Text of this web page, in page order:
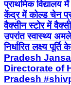
प्राथमिक
केंद्र में कोल्ड चेन
वैक्सीन स्टोर में
उपरांत स्वास्थ्य
निर्धारित लक्ष्य
Pradesh
Directorate of
Pradesh